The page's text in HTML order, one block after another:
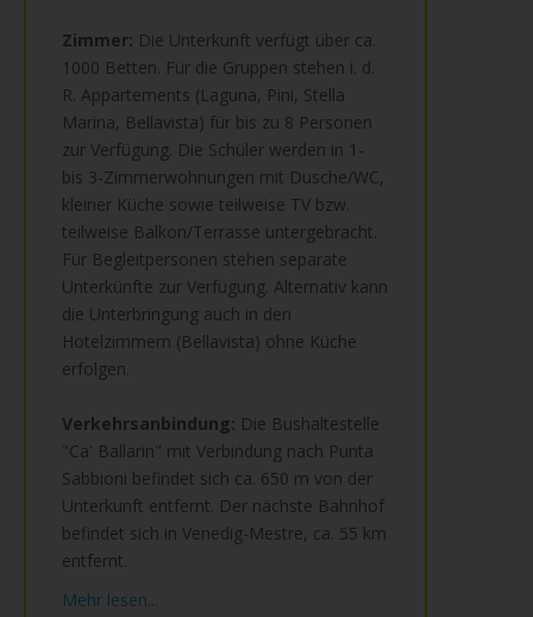
Zimmer: Die Unterkunft verfügt über ca.
1000 Betten. Für die Gruppen stehen i. d.
R. Appartements (Laguna, Pini, Stella
Marina, Bellavista) für bis zu 8 Personen
zur Verfügung. Die Schüler werden in 1-
bis 3-Zimmerwohnungen mit Dusche/WC,
kleiner Küche sowie teilweise TV bzw.
teilweise Balkon/Terrasse untergebracht.
Für Begleitpersonen stehen separate
Unterkünfte zur Verfügung. Alternativ kann
die Unterbringung auch in den
Hotelzimmern (Bellavista) ohne Küche
erfolgen.
Verkehrsanbindung: Die Bushaltestelle
"Ca' Ballarin" mit Verbindung nach Punta
Sabbioni befindet sich ca. 650 m von der
Unterkunft entfernt. Der nächste Bahnhof
befindet sich in Venedig-Mestre, ca. 55 km
entfernt.
Mehr lesen...